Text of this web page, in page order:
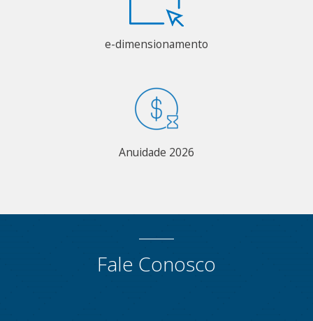
e-dimensionamento
Anuidade 2026
Fale Conosco